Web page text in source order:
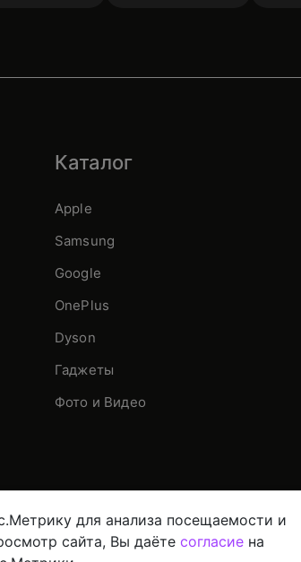
для анализа посещаемости и
сайта, Вы даёте согласие на
Каталог
Apple
Samsung
Google
OnePlus
Dyson
Гаджеты
Фото и Видео
Политика конфиденциальности данных